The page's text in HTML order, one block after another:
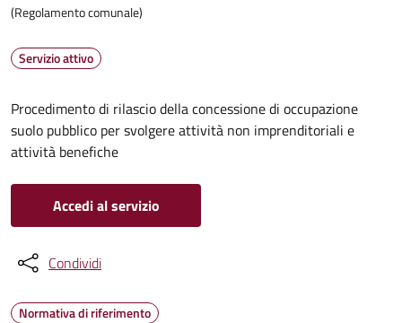
(Regolamento comunale)
Servizio attivo
Procedimento di rilascio della concessione di occupazione
suolo pubblico per svolgere attività non imprenditoriali e
attività benefiche
Accedi al servizio
Condividi
Normativa di riferimento